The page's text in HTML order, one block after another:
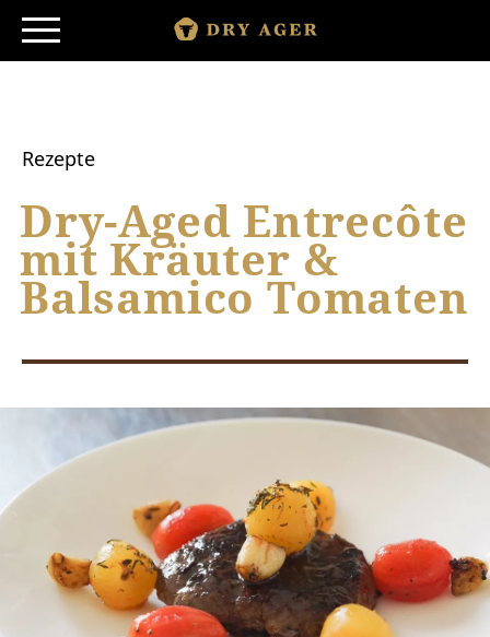
Skip
SMARTAGING
PRODUKTE
PRINZIP
STORY
MORE COUNTRIES
Rezepte
Dry-Aged Entrecôte
mit Kräuter &
Balsamico Tomaten